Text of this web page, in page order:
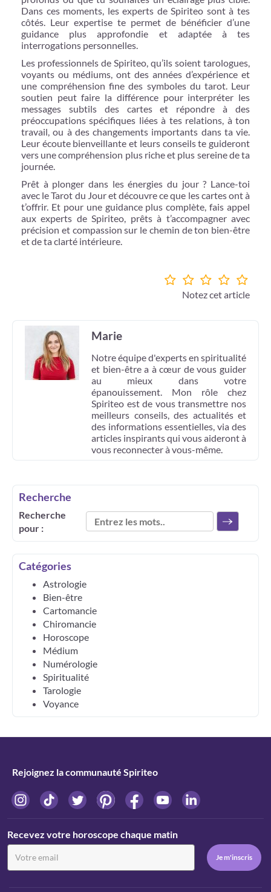
Dans ces moments, les experts de Spiriteo sont à tes
côtés. Leur expertise te permet de bénéficier d’une
guidance plus approfondie et adaptée à tes
interrogations personnelles.
Les professionnels de Spiriteo, qu’ils soient tarologues,
voyants ou médiums, ont des années d’expérience et
une compréhension fine des symboles du tarot. Leur
soutien peut faire la différence pour interpréter les
messages subtils des cartes et répondre à des
préoccupations spécifiques liées à tes relations, à ton
travail, ou à des changements importants dans ta vie.
Leur écoute bienveillante et leurs conseils te guideront
vers une compréhension plus riche et plus sereine de ta
journée.
Prêt à plonger dans les énergies du jour ? Lance-toi
avec le Tarot du Jour et découvre ce que les cartes ont à
t’offrir. Et pour une guidance plus complète, fais appel
aux experts de Spiriteo, prêts à t’accompagner avec
précision et compassion sur le chemin de ton bien-être
et de ta clarté intérieure.
Notez cet article
Marie
Notre équipe d'experts en spiritualité
et bien-être a à cœur de vous guider
au mieux dans votre
épanouissement. Mon rôle chez
Spiriteo est de vous transmettre nos
meilleurs conseils, des actualités et
des informations essentielles, via des
articles inspirants qui vous aideront à
vous reconnecter à vous-même.
Recherche
Recherche
pour :
Catégories
Astrologie
Bien-être
Cartomancie
Chiromancie
Horoscope
Médium
Numérologie
Spiritualité
Tarologie
Voyance
Rejoignez la communauté Spiriteo
Recevez votre horoscope chaque matin